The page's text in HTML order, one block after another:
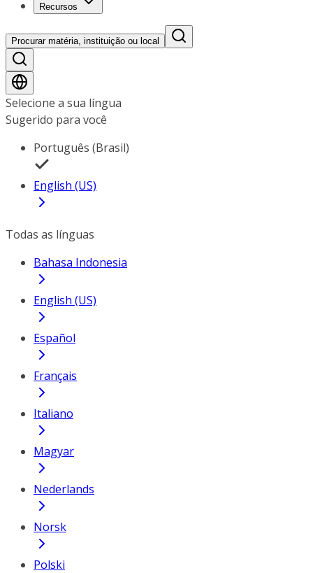
Recursos
Procurar matéria, instituição ou local
Selecione a sua língua
Sugerido para você
Português (Brasil)
English (US)
Todas as línguas
Bahasa Indonesia
English (US)
Español
Français
Italiano
Magyar
Nederlands
Norsk
Polski